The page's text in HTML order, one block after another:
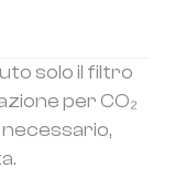
solo il filtro
per CO₂